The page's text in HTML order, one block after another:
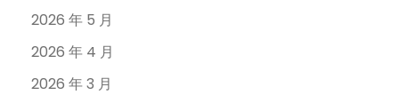
2026 年 5 月
2026 年 4 月
2026 年 3 月